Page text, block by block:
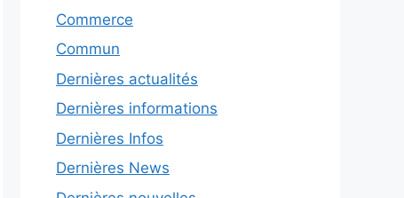
Commerce
Commun
Dernières actualités
Dernières informations
Dernières Infos
Dernières News